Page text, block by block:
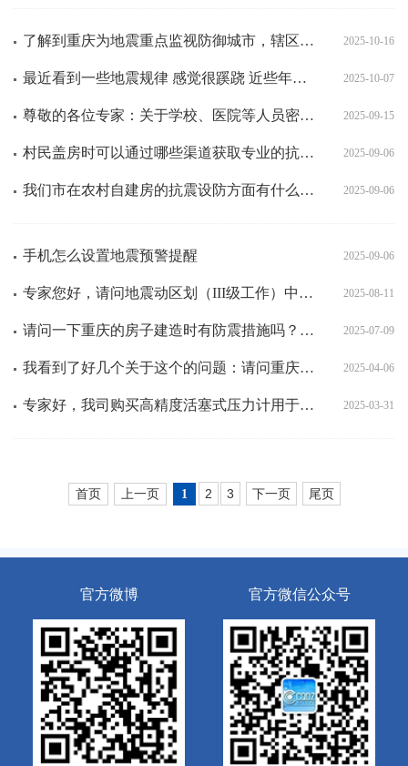
了解到重庆为地震重点监视防御城市，辖区内的学校、医院等8类建筑使用减隔震技术，减震阻尼器设计依据除了 2025-10-16
最近看到一些地震规律 感觉很蹊跷 近些年的地震 1汶川8级地震 发生时间2008年5月12日发 2025-10-07
尊敬的各位专家：关于学校、医院等人员密集场所建设工程抗震设防要求确定原则的通知（中震防发[2009] 2025-09-15
村民盖房时可以通过哪些渠道获取专业的抗震指导？ 2025-09-06
我们市在农村自建房的抗震设防方面有什么具体要求？ 2025-09-06
手机怎么设置地震预警提醒 2025-09-06
专家您好，请问地震动区划（III级工作）中的峰值速度，有几个问题想咨询下： 1、霍俊荣的论文《地震 2025-08-11
请问一下重庆的房子建造时有防震措施吗？能达到台湾和日本的标准吗？ 2025-07-09
我看到了好几个关于这个的问题：请问重庆市活断层数据、《重庆市地震构造图》可以在哪里下载正确版本，谢谢 2025-04-06
专家好，我司购买高精度活塞式压力计用于压力变送器产品校准，供应商要求我们提供本地（重庆市巴南区鱼洞） 2025-03-31
首页 上一页 1 2 3 下一页 尾页
官方微博 官方微信公众号